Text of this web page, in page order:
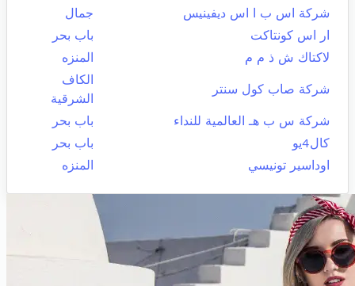
شركة اس ب ا اس ديفينيس
جمال
ار اس كونتاكت
باب بحر
لاكتاك ش ذ م م
المنزه
شركة صاب كول سنتر
الكاف
الشرقية
شركة س ب هـ العالمية للنداء
باب بحر
كال4يو
باب بحر
اوداسير تونيسي
المنزه